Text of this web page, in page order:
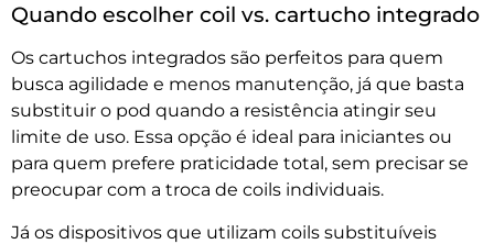
Quando escolher coil vs. cartucho integrado
Os cartuchos integrados são perfeitos para quem
busca agilidade e menos manutenção, já que basta
substituir o pod quando a resistência atingir seu
limite de uso. Essa opção é ideal para iniciantes ou
para quem prefere praticidade total, sem precisar se
preocupar com a troca de coils individuais.
Já os dispositivos que utilizam coils substituíveis